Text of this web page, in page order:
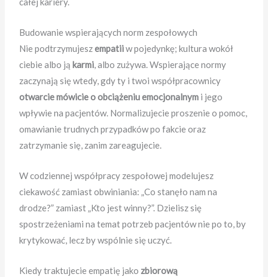
Budowanie wspierających norm zespołowych
Nie podtrzymujeszempatiiw pojedynkę; kultura wokół
ciebie albo jąkarmi, albo zużywa. Wspierające normy
zaczynają się wtedy, gdy ty i twoi współpracownicy
otwarcie mówicie o obciążeniu emocjonalnym i jego
wpływie na pacjentów. Normalizujecie proszenie o pomoc,
omawianie trudnych przypadków po fakcie oraz
zatrzymanie się, zanim zareagujecie.
W codziennej współpracy zespołowej modelujesz
ciekawość zamiast obwiniania: „Co stanęło nam na
drodze?” zamiast „Kto jest winny?”. Dzielisz się
spostrzeżeniami na temat potrzeb pacjentów nie po to, by
krytykować, lecz by wspólnie się uczyć.
Kiedy traktujecie empatię jako zbiorową